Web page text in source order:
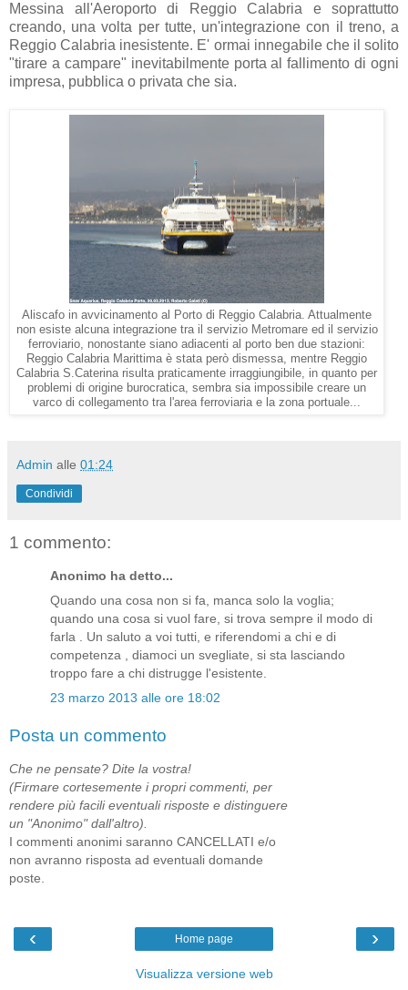
Messina all'Aeroporto di Reggio Calabria e soprattutto
creando, una volta per tutte, un'integrazione con il treno, a
Reggio Calabria inesistente. E' ormai innegabile che il solito
"tirare a campare" inevitabilmente porta al fallimento di ogni
impresa, pubblica o privata che sia.
Aliscafo in avvicinamento al Porto di Reggio Calabria. Attualmente
non esiste alcuna integrazione tra il servizio Metromare ed il servizio
ferroviario, nonostante siano adiacenti al porto ben due stazioni:
Reggio Calabria Marittima è stata però dismessa, mentre Reggio
Calabria S.Caterina risulta praticamente irraggiungibile, in quanto per
problemi di origine burocratica, sembra sia impossibile creare un
varco di collegamento tra l'area ferroviaria e la zona portuale...
Admin alle 01:24
Condividi
1 commento:
Anonimo ha detto...
Quando una cosa non si fa, manca solo la voglia;
quando una cosa si vuol fare, si trova sempre il modo di
farla . Un saluto a voi tutti, e riferendomi a chi e di
competenza , diamoci un svegliate, si sta lasciando
troppo fare a chi distrugge l'esistente.
23 marzo 2013 alle ore 18:02
Posta un commento
Che ne pensate? Dite la vostra!
(Firmare cortesemente i propri commenti, per
rendere più facili eventuali risposte e distinguere
un "Anonimo" dall'altro).
I commenti anonimi saranno CANCELLATI e/o
non avranno risposta ad eventuali domande
poste.
‹ ›
Home page
Visualizza versione web